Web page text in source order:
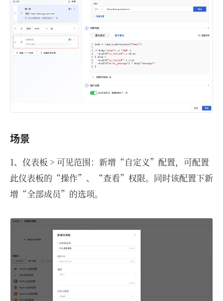
场景
1、仪表板 > 可见范围：新增“自定义”配置，可配置
此仪表板的“操作”、“查看”权限。同时该配置下新
增“全部成员”的选项。